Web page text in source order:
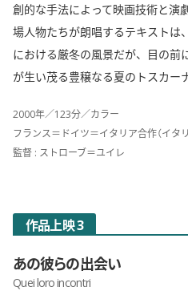
創的な手法によって映画技術と演
場人物たちが朗唱するテキストは
における厳冬の風景だが、目の前
が生い茂る豊穣なる夏のトスカー
2000年／123分／カラー
フランス＝ドイツ＝イタリア合作（イタ
監督 : ストローブ＝ユイレ
作品上映 3
あの彼らの出会い
Quei loro incontri